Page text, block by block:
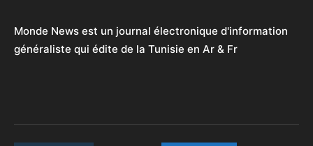
Monde News est un journal électronique d'information
généraliste qui édite de la Tunisie en Ar & Fr